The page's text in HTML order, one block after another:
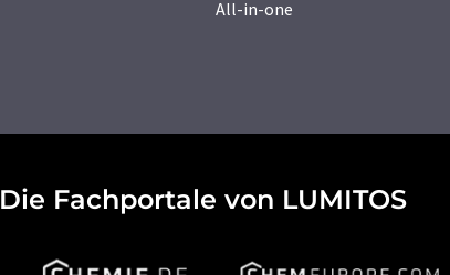
All-in-one
Die Fachportale von LUMITOS